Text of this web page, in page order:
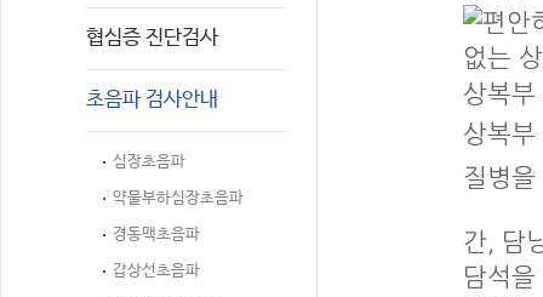
협심증 진단검사
초음파 검사안내
심장초음파
약물부하심장초음파
경동맥초음파
갑상선초음파
상복부
상복
질병
간, 담
담석